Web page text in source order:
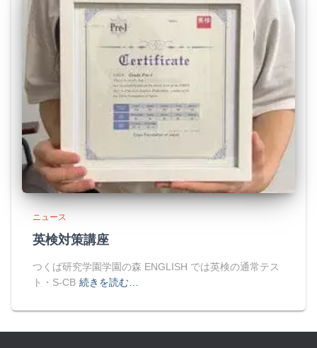
ニュース
英検対策講座
つくば研究学園学園の森 ENGLISH では英検の通常テス
ト・S-CB 続きを読む…